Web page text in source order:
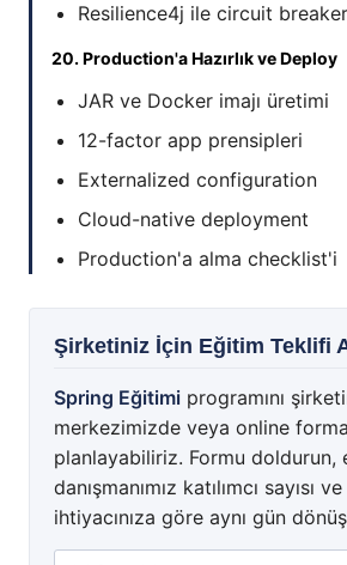
Resilience4j ile circuit breaker
20. Production'a Hazırlık ve Deploy
JAR ve Docker imajı üretimi
12-factor app prensipleri
Externalized configuration
Cloud-native deployment
Production'a alma checklist'i
Şirketiniz İçin Eğitim Teklifi
Spring Eğitimi programını
merkezimizde veya online
planlayabiliriz. Formu doldurun,
danışmanımız katılımcı sayısı
ihtiyacınıza göre aynı gün